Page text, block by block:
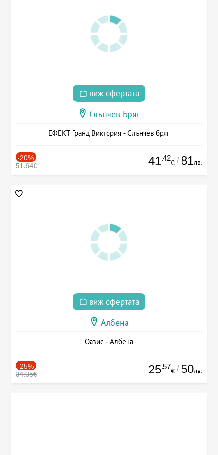
виж офертата
Слънчев Бряг
ЕФЕКТ Гранд Виктория - Слънчев бряг
-20%
51.64€ 41.42
€ / 81лв.
виж офертата
Албена
Оазис - Албена
-25%
34.05€ 25.57
€ / 50лв.